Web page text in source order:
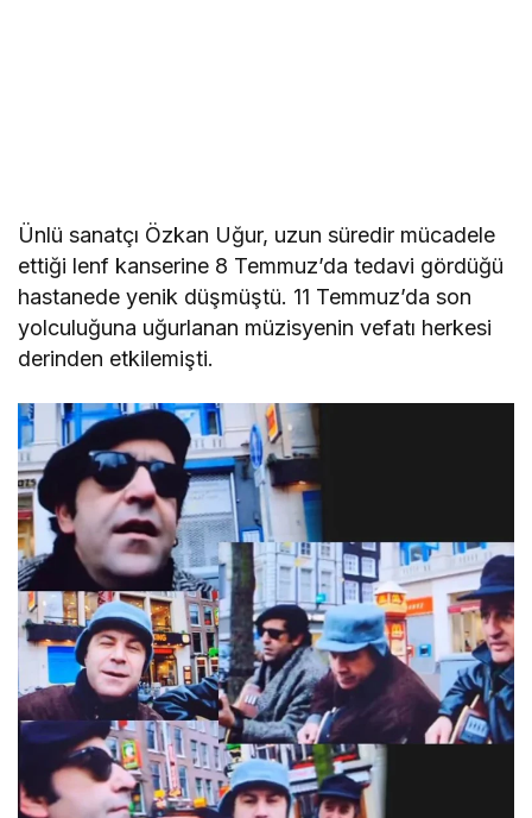
Ünlü sanatçı Özkan Uğur, uzun süredir mücadele
ettiği lenf kanserine 8 Temmuz’da tedavi gördüğü
hastanede yenik düşmüştü. 11 Temmuz’da son
yolculuğuna uğurlanan müzisyenin vefatı herkesi
derinden etkilemişti.